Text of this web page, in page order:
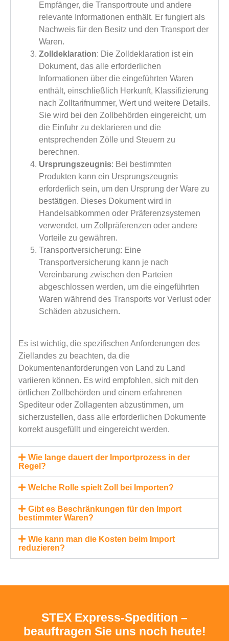
Empfänger, die Transportroute und andere
relevante Informationen enthält. Er fungiert als
Nachweis für den Besitz und den Transport der
Waren.
Zolldeklaration: Die Zolldeklaration ist ein
Dokument, das alle erforderlichen
Informationen über die eingeführten Waren
enthält, einschließlich Herkunft, Klassifizierung
nach Zolltarifnummer, Wert und weitere Details.
Sie wird bei den Zollbehörden eingereicht, um
die Einfuhr zu deklarieren und die
entsprechenden Zölle und Steuern zu
berechnen.
Ursprungszeugnis: Bei bestimmten
Produkten kann ein Ursprungszeugnis
erforderlich sein, um den Ursprung der Ware zu
bestätigen. Dieses Dokument wird in
Handelsabkommen oder Präferenzsystemen
verwendet, um Zollpräferenzen oder andere
Vorteile zu gewähren.
Transportversicherung: Eine
Transportversicherung kann je nach
Vereinbarung zwischen den Parteien
abgeschlossen werden, um die eingeführten
Waren während des Transports vor Verlust oder
Schäden abzusichern.
Es ist wichtig, die spezifischen Anforderungen des
Ziellandes zu beachten, da die
Dokumentenanforderungen von Land zu Land
variieren können. Es wird empfohlen, sich mit den
örtlichen Zollbehörden und einem erfahrenen
Spediteur oder Zollagenten abzustimmen, um
sicherzustellen, dass alle erforderlichen Dokumente
korrekt ausgefüllt und eingereicht werden.
Wie lange dauert der Importprozess in der
Regel?
Welche Rolle spielt Zoll bei Importen?
Gibt es Beschränkungen für den Import
bestimmter Waren?
Wie kann man die Kosten beim Import
reduzieren?
STEX Express-Spedition –
beauftragen Sie uns noch heute!